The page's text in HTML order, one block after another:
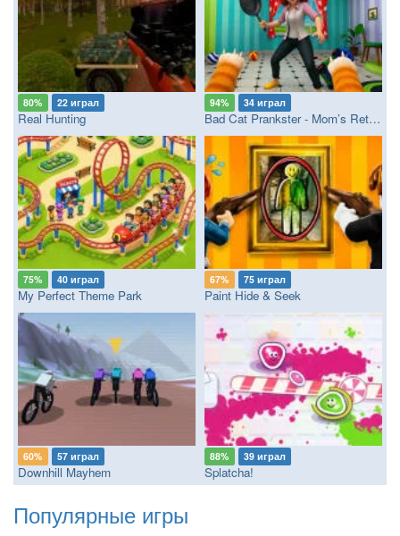
80% 22 играл
Real Hunting
94% 34 играл
Bad Cat Prankster - Mom’s Return
75% 40 играл
My Perfect Theme Park
67% 75 играл
Paint Hide & Seek
60% 57 играл
Downhill Mayhem
88% 39 играл
Splatcha!
Популярные игры